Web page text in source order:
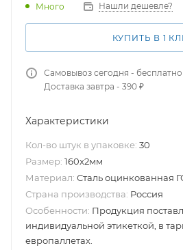
Много
Нашли дешевле?
КУПИТЬ В 1
Самовывоз сегодня - бесплатно
Доставка завтра - 390 ₽
Характеристики
Кол-во штук в упаковке: 30
Размер: 160x2мм
Материал: Сталь оцинкованная
Страна производства: Россия
Особенности: Продукция
индивидуальной этикеткой, в
европаллетах.